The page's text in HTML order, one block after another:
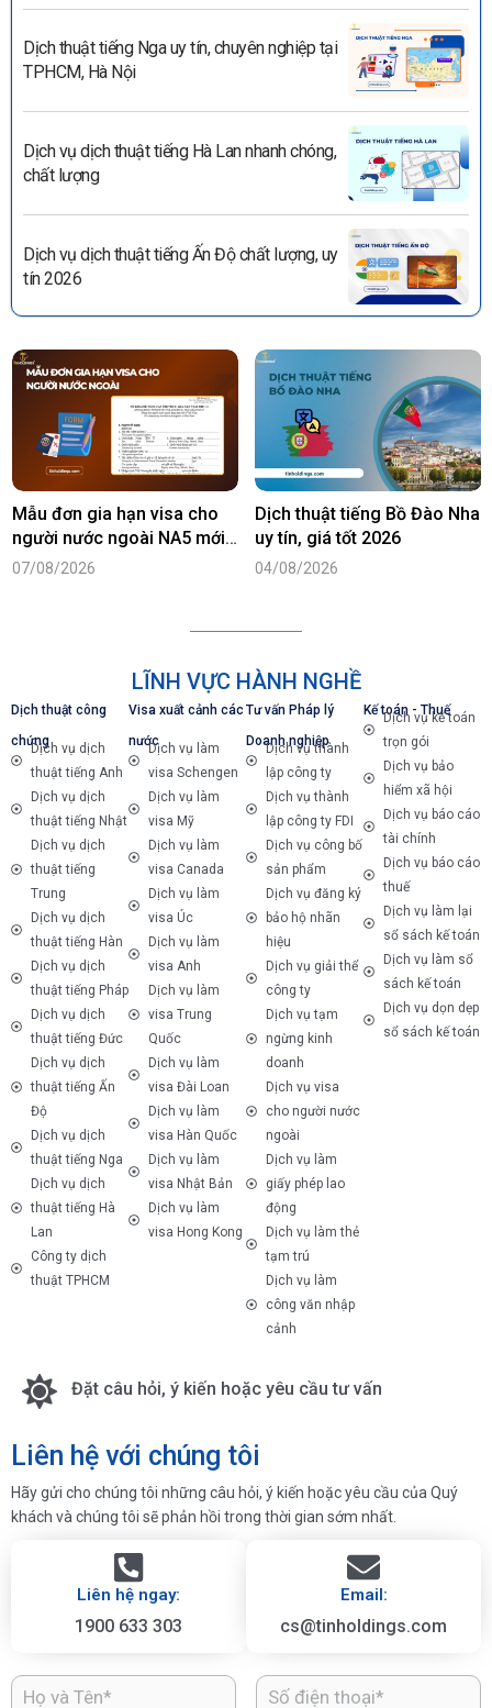
Dịch thuật tiếng Nga uy tín, chuyên nghiệp tại
TPHCM, Hà Nội
Dịch vụ dịch thuật tiếng Hà Lan nhanh chóng,
chất lượng
Dịch vụ dịch thuật tiếng Ấn Độ chất lượng, uy
tín 2026
Mẫu đơn gia hạn visa cho
người nước ngoài NA5 mới
nhất năm 2026
07/08/2026
Dịch thuật tiếng Bồ Đào Nha
uy tín, giá tốt 2026
04/08/2026
LĨNH VỰC HÀNH NGHỀ
Dịch thuật công
chứngDịch vụ dịch
thuật tiếng Anh
Dịch vụ dịch
thuật tiếng Nhật
Dịch vụ dịch
thuật tiếng
Trung
Dịch vụ dịch
thuật tiếng Hàn
Dịch vụ dịch
thuật tiếng Pháp
Dịch vụ dịch
thuật tiếng Đức
Dịch vụ dịch
thuật tiếng Ấn
Độ
Dịch vụ dịch
thuật tiếng Nga
Dịch vụ dịch
thuật tiếng Hà
Lan
Công ty dịch
thuật TPHCM
Visa xuất cảnh các
nướcDịch vụ làm
visa Schengen
Dịch vụ làm
visa Mỹ
Dịch vụ làm
visa Canada
Dịch vụ làm
visa Úc
Dịch vụ làm
visa Anh
Dịch vụ làm
visa Trung
Quốc
Dịch vụ làm
visa Đài Loan
Dịch vụ làm
visa Hàn Quốc
Dịch vụ làm
visa Nhật Bản
Dịch vụ làm
visa Hong Kong
Tư vấn Pháp lý
Doanh nghiệp
Dịch vụ thành
lập công ty
Dịch vụ thành
lập công ty FDI
Dịch vụ công bố
sản phẩm
Dịch vụ đăng ký
bảo hộ nhãn
hiệu
Dịch vụ giải thể
công ty
Dịch vụ tạm
ngừng kinh
doanh
Dịch vụ visa
cho người nước
ngoài
Dịch vụ làm
giấy phép lao
động
Dịch vụ làm thẻ
tạm trú
Dịch vụ làm
công văn nhập
cảnh
Kế toán - Thuế
Dịch vụ kế toán
trọn gói
Dịch vụ bảo
hiểm xã hội
Dịch vụ báo cáo
tài chính
Dịch vụ báo cáo
thuế
Dịch vụ làm lại
sổ sách kế toán
Dịch vụ làm sổ
sách kế toán
Dịch vụ dọn dẹp
sổ sách kế toán
Đặt câu hỏi, ý kiến hoặc yêu cầu tư vấn
Liên hệ với chúng tôi
Hãy gửi cho chúng tôi những câu hỏi, ý kiến hoặc yêu cầu của Quý
khách và chúng tôi sẽ phản hồi trong thời gian sớm nhất.
Liên hệ ngay:
1900 633 303
Email:
cs@tinholdings.com